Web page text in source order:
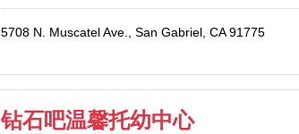
5708 N. Muscatel Ave., San Gabriel, CA 91775
钻石吧温馨托幼中心